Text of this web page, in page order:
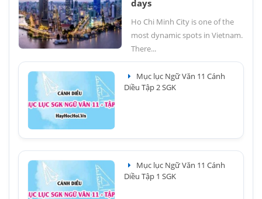
days
Ho Chi Minh City is one of the
most dynamic spots in Vietnam.
There...
Mục lục Ngữ Văn 11 Cánh
Diều Tập 2 SGK
Mục lục Ngữ Văn 11 Cánh
Diều Tập 1 SGK